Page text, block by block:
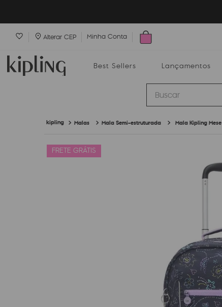
Alterar CEP Minha Conta
Best Sellers Lançamentos
Buscar
Malas Mala Semi-estruturada Mala Kipling Mese
FRETE GRÁTIS